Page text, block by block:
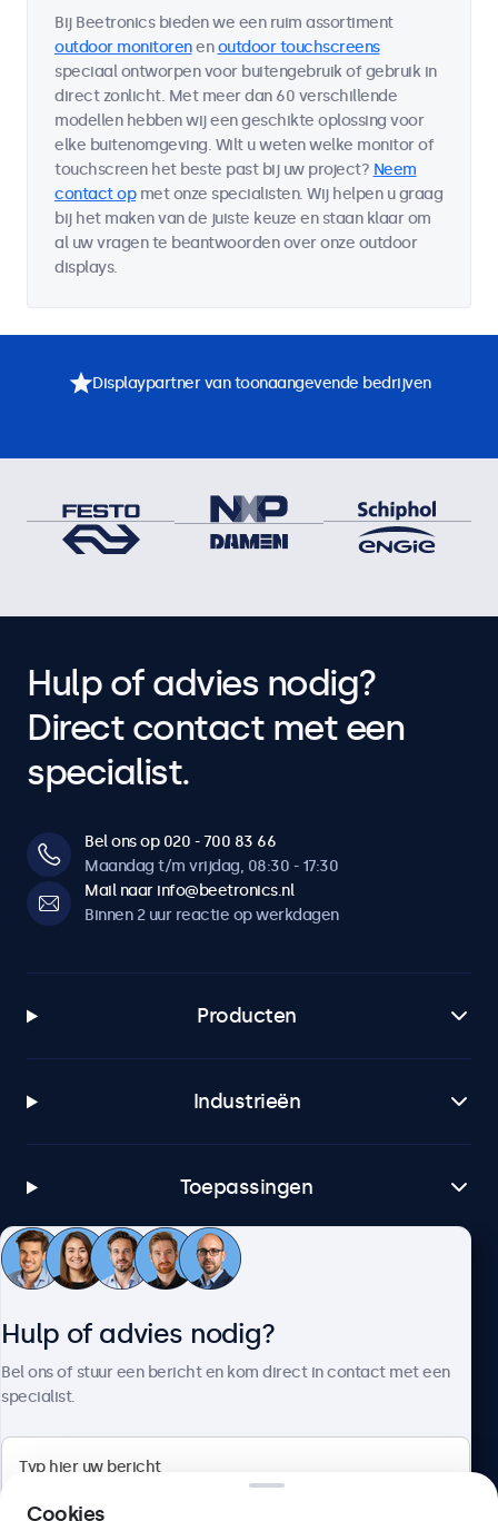
Bij Beetronics bieden we een ruim assortiment
outdoor monitorenenoutdoor touchscreens
speciaal ontworpen voor buitengebruik of gebruik in
direct zonlicht. Met meer dan 60 verschillende
modellen hebben wij een geschikte oplossing voor
elke buitenomgeving. Wilt u weten welke monitor of
touchscreen het beste past bij uw project? Neem
contact opmet onze specialisten. Wij helpen u graag
bij het maken van de juiste keuze en staan klaar om
al uw vragen te beantwoorden over onze outdoor
displays.
Displaypartner van toonaangevende bedrijven
Hulp of advies nodig?
Direct contact met een
specialist.
Bel ons op 020 - 700 83 66
Maandag t/m vrijdag, 08:30 - 17:30
Mail naar info@beetronics.nl
Binnen 2 uur reactie op werkdagen
Producten
Industrieën
Toepassingen
Klantenservice
Hulp of advies nodig?
Bel ons of stuur een bericht en kom direct in contact met een
specialist.
Cookies